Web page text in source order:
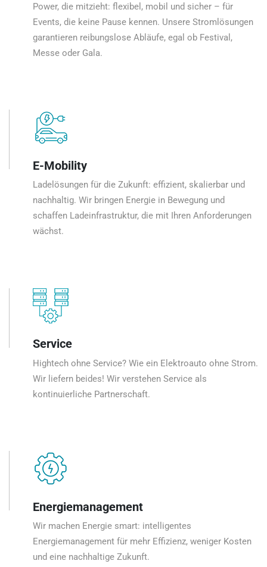
Power, die mitzieht: flexibel, mobil und sicher – für
Events, die keine Pause kennen. Unsere Stromlösungen
garantieren reibungslose Abläufe, egal ob Festival,
Messe oder Gala.
E-Mobility
Ladelösungen für die Zukunft: effizient, skalierbar und
nachhaltig. Wir bringen Energie in Bewegung und
schaffen Ladeinfrastruktur, die mit Ihren Anforderungen
wächst.
Service
Hightech ohne Service? Wie ein Elektroauto ohne Strom.
Wir liefern beides! Wir verstehen Service als
kontinuierliche Partnerschaft.
Energiemanagement
Wir machen Energie smart: intelligentes
Energiemanagement für mehr Effizienz, weniger Kosten
und eine nachhaltige Zukunft.